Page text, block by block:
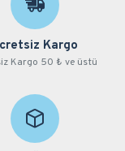
Kargo
Kargo 50 ₺ ve üstü